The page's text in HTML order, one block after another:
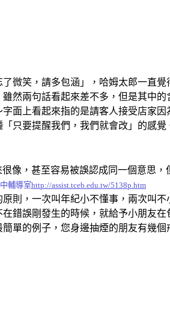
笑，請多包涵」，哈姆太郎一直覺
然兩句話看起來差不多，但是其中的
面上看起來指的是請客人接受店家
只要提醒我們，我們就會改」的感
很像，甚至容易被誤認成同一個意思
輔導室http://assist.tceb.edu.tw/5138p.htm
，一次叫年紀小不懂事，兩次叫
錯誤剛發生的時候，就給予小朋友
單的例子，您身邊抽煙的朋友有幾